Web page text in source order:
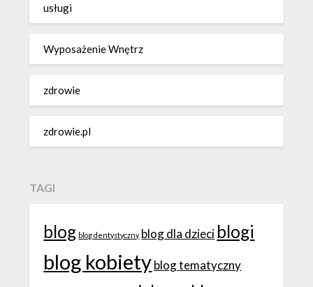
usługi
Wyposażenie Wnętrz
zdrowie
zdrowie.pl
TAGI
blog blog dentystyczny blog dla dzieci blogi
blog kobietyblog tematyczny